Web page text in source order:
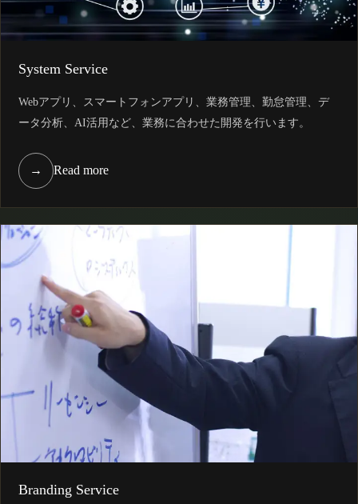
System Service
Webアプリ、スマートフォンアプリ、業務管理、勤怠管理、デ
ータ分析、AI活用など、業務に合わせた開発を行います。
→ Read more
Branding Service